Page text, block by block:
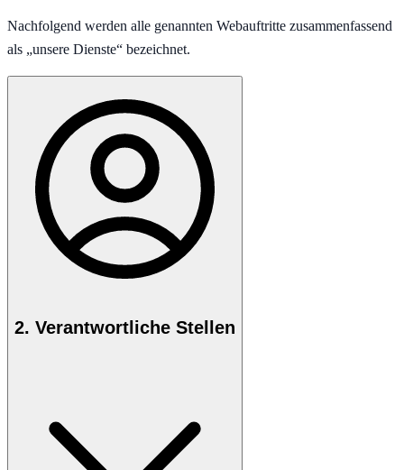
Nachfolgend werden alle genannten Webauftritte zusammenfassend
als „unsere Dienste“ bezeichnet.
2. Verantwortliche Stellen